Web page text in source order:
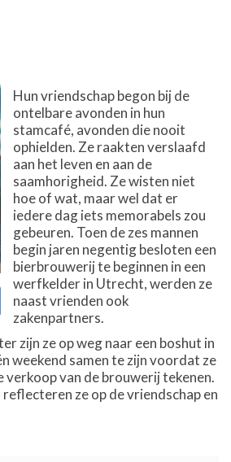
Hun vriendschap begon bij de
ontelbare avonden in hun
stamcafé, avonden die nooit
ophielden. Ze raakten verslaafd
aan het leven en aan de
saamhorigheid. Ze wisten niet
hoe of wat, maar wel dat er
iedere dag iets memorabels zou
gebeuren. Toen de zes mannen
begin jaren negentig besloten een
bierbrouwerij te beginnen in een
werfkelder in Utrecht, werden ze
naast vrienden ook
zakenpartners.
zijn ze op weg naar een boshut in
weekend samen te zijn voordat ze
van de brouwerij tekenen.
ze op de vriendschap en